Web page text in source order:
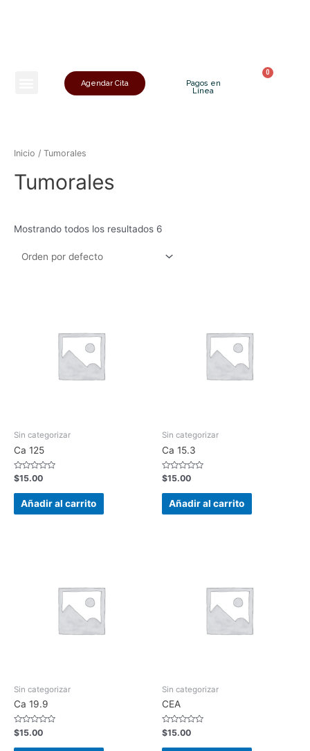
Agendar Cita
Pagos en
Línea
Inicio / Tumorales
Tumorales
Mostrando todos los resultados 6
Sin categorizar
Ca 125
Valorado
en
0
$15.00
Añadir al carrito
Sin categorizar
Ca 15.3
Valorado
en
0
$15.00
Añadir al carrito
Sin categorizar
Ca 19.9
Valorado
en
0
$15.00
Sin categorizar
CEA
Valorado
en
0
$15.00